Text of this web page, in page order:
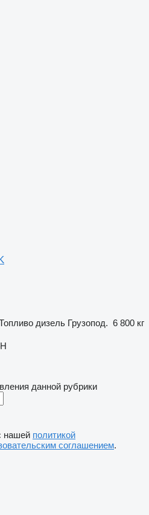
дизель Грузопод. 6 800 кг
данной рубрики
нашей политикой
соглашением.